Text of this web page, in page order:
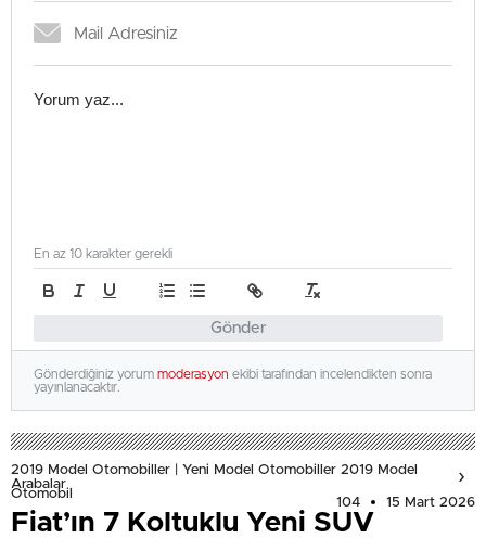
Gönder
En az 10 karakter gerekli
Gönderdiğiniz yorum moderasyon ekibi tarafından incelendikten sonra
yayınlanacaktır.
2019 Model Otomobiller | Yeni Model Otomobiller 2019 Model
Arabalar
Otomobil
104 15 Mart 2026
Fiat’ın 7 Koltuklu Yeni SUV